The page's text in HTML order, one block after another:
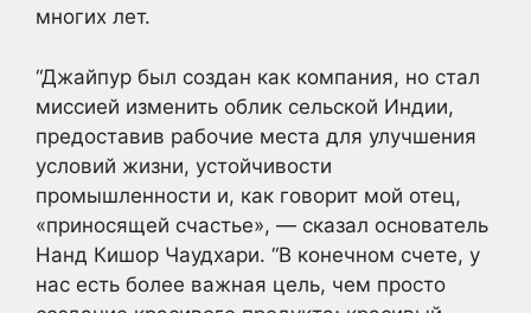
многих лет.
“Джайпур был создан как компания, но стал
миссией изменить облик сельской Индии,
предоставив рабочие места для улучшения
условий жизни, устойчивости
промышленности и, как говорит мой отец,
«приносящей счастье», — сказал основатель
Нанд Кишор Чаудхари. “В конечном счете, у
нас есть более важная цель, чем просто